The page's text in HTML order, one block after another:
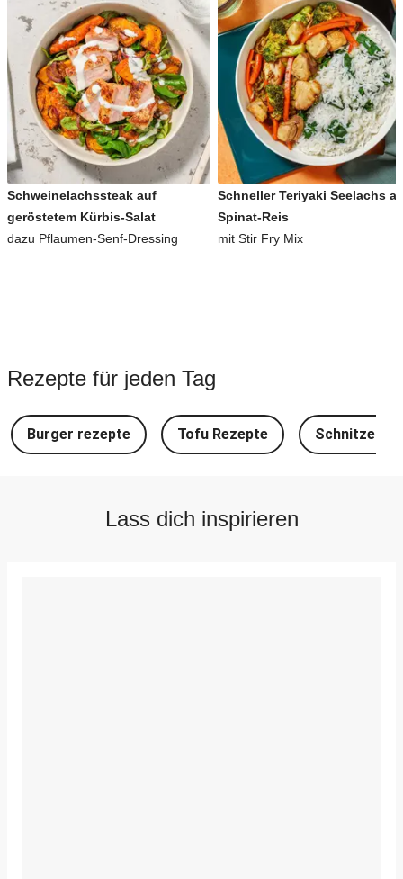
Schweinelachssteak auf
geröstetem Kürbis-Salat
dazu Pflaumen-Senf-Dressing
Schneller Teriyaki Seelachs
Spinat-Reis
mit Stir Fry Mix
Rezepte für jeden Tag
Burger rezepte Tofu Rezepte Schnitzel
Lass dich inspirieren